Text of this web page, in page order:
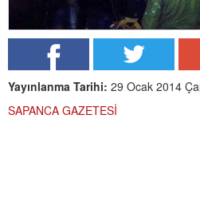
Yayınlanma Tarihi: 29 Ocak 2014
SAPANCA GAZETESİ